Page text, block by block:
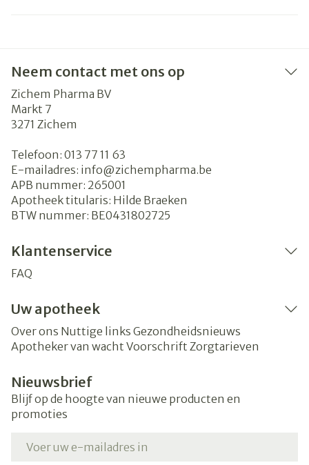
Neem contact met ons op
Zichem Pharma BV
Markt 7
3271 Zichem
Telefoon: 013 77 11 63
E-mailadres: info@zichempharma.be
APB nummer: 265001
Apotheek titularis: Hilde Braeken
BTW nummer: BE0431802725
Klantenservice
FAQ
Uw apotheek
Over ons Nuttige links Gezondheidsnieuws
Apotheker van wacht Voorschrift Zorgtarieven
Nieuwsbrief
Blijf op de hoogte van nieuwe producten en
promoties